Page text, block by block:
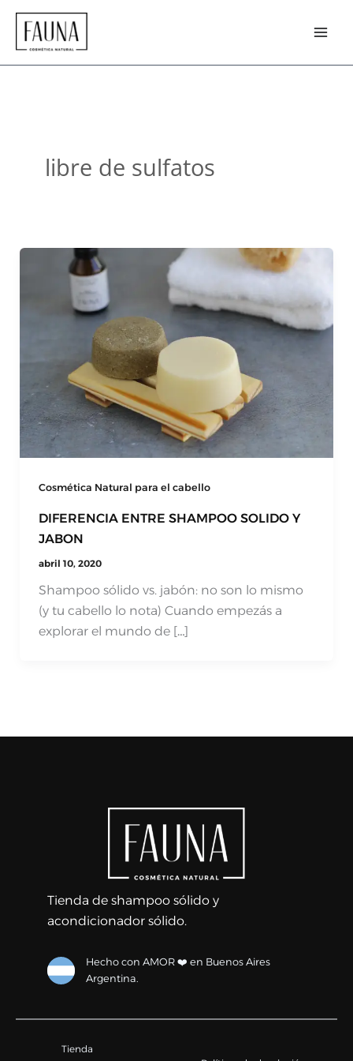
contenido
libre de sulfatos
Cosmética Natural para el cabello
DIFERENCIA ENTRE SHAMPOO SOLIDO Y
JABON
abril 10, 2020
Shampoo sólido vs. jabón: no son lo mismo
(y tu cabello lo nota) Cuando empezás a
explorar el mundo de […]
Tienda de shampoo sólido y
acondicionador sólido.
Hecho con AMOR ❤️ en Buenos Aires
Argentina.
Tienda